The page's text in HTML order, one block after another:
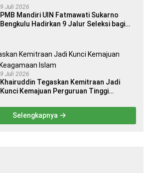
9 Juli 2026
PMB Mandiri UIN Fatmawati Sukarno
Bengkulu Hadirkan 9 Jalur Seleksi bagi
9 Juli 2026
Khairuddin Tegaskan Kemitraan Jadi
Kunci Kemajuan Perguruan Tinggi
Selengkapnya